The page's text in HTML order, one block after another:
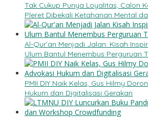
Tak Cukup Punya Loyalitas, Calon
Pleret Dibekali Ketahanan Mental
Al-Qur’an Menjadi Jalan: Kisah
Ulum Bantul Menembus Perguruan
PMII DIY Naik Kelas, Gus Hilmy
Hukum dan Digitalisasi Gerakan